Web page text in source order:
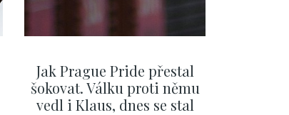
Jak Prague Pride přestal
šokovat. Válku proti němu
vedl i Klaus, dnes se stal